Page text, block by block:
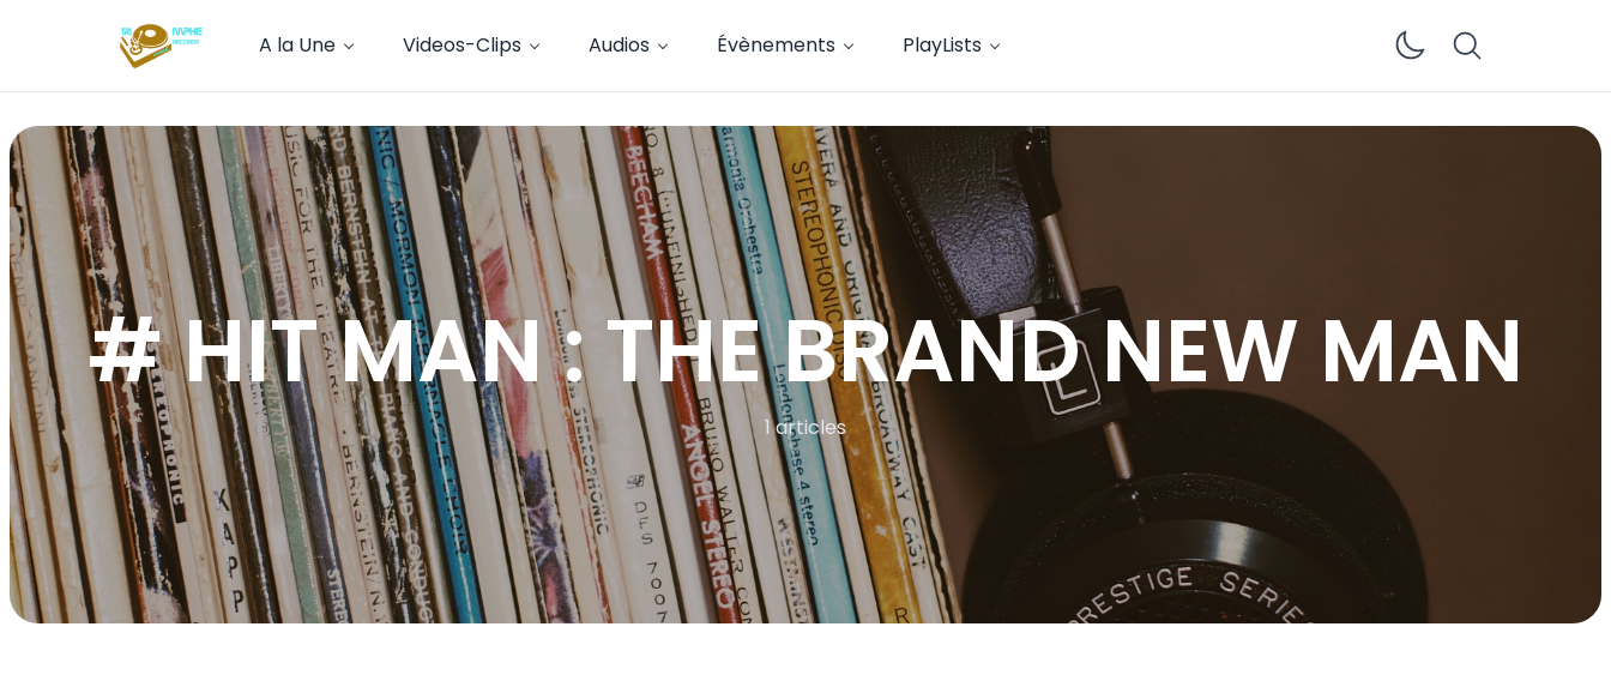
A la Une Videos-Clips Audios Évènements PlayLists Enable
# HIT MAN : THE BRAND NEW MAN
1 articles